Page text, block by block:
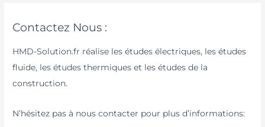
Contactez Nous :
HMD-Solution.fr réalise les études électriques, les études
fluide, les études thermiques et les études de la
construction.
N’hésitez pas à nous contacter pour plus d’informations: